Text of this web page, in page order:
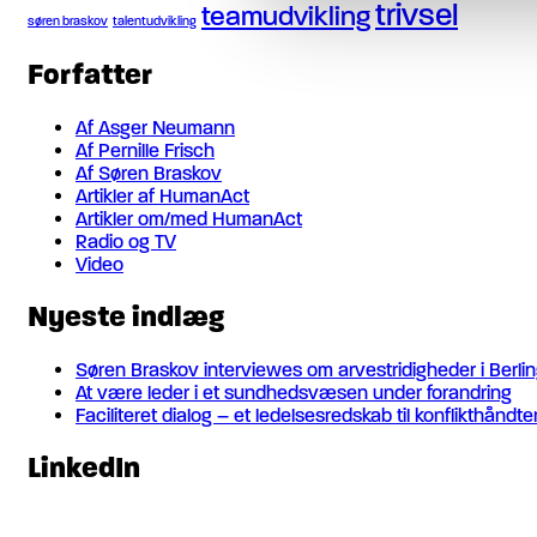
søren braskov talentudvikling teamudviklingtrivsel
Forfatter
Af Asger Neumann
Af Pernille Frisch
Af Søren Braskov
Artikler af HumanAct
Artikler om/med HumanAct
Radio og TV
Video
Nyeste indlæg
Søren Braskov interviewes om arvestridigheder i
At være leder i et sundhedsvæsen under forandring
Faciliteret dialog – et ledelsesredskab til
LinkedIn